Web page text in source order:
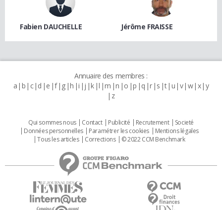
Fabien DAUCHELLE Jérôme FRAISSE
Annuaire des membres :
a b c d e f g h i j k l m n o p q r s t u v w x y
z
Qui sommes nous Contact Publicité Recrutement
Societé
Données personnelles
Paramétrer les cookies
Mentions légales
Tous les articles
Corrections © 2022 CCM Benchmark